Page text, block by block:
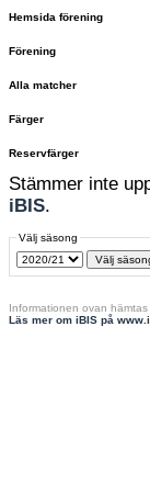
Hemsida förening
Förening
Alla matcher
Färger
Reservfärger
Stämmer inte
iBIS.
Välj säsong
Informationen ovan
Läs mer om iBIS på